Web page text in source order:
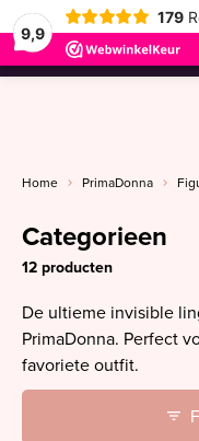
9,9
179
menu
Home PrimaDonna
Categorieen
12 producten
De ultieme invisible
PrimaDonna. Perfect
favoriete outfit.